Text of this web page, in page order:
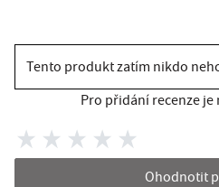
Tento produkt zatím nikdo
Pro přidání recenze
Ohodnotit